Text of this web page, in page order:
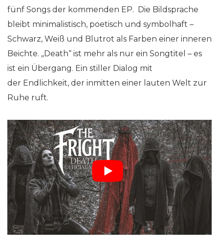
fünf Songs der kommenden EP. Die Bildsprache
bleibt minimalistisch, poetisch und symbolhaft –
Schwarz, Weiß und Blutrot als Farben einer inneren
Beichte. „Death“ ist mehr als nur ein Songtitel – es
ist ein Übergang. Ein stiller Dialog mit
der Endlichkeit, der inmitten einer lauten Welt zur
Ruhe ruft.